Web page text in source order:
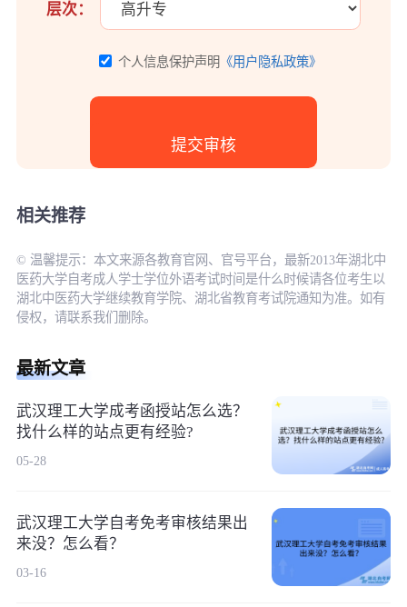
层次：
个人信息保护声明 《用户隐私政策》
相关推荐
© 温馨提示：本文来源各教育官网、官号平台，最新2013年湖北中
医药大学自考成人学士学位外语考试时间是什么时候请各位考生以
湖北中医药大学继续教育学院、湖北省教育考试院通知为准。如有
侵权，请联系我们删除。
最新文章
武汉理工大学成考函授站怎么选？
找什么样的站点更有经验?
05-28
武汉理工大学自考免考审核结果出
来没？怎么看？
03-16